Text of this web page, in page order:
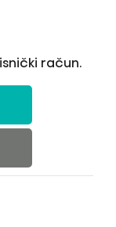
račun.